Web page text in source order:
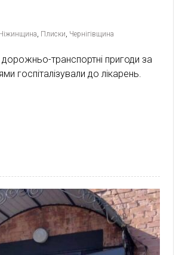
Плиски Чернігівщина
транспортні пригоди за
госпіталізували до лікарень.